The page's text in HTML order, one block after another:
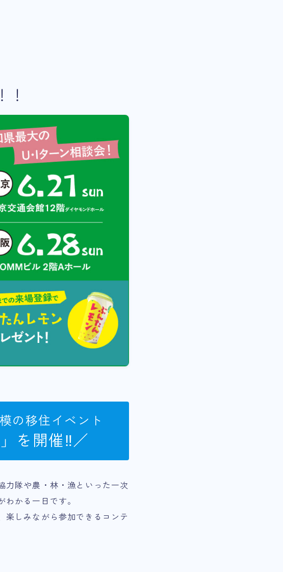
の移住イベント
を開催‼／
力隊や農・林・漁といった一次
かる一日です。
しみながら参加できるコンテ